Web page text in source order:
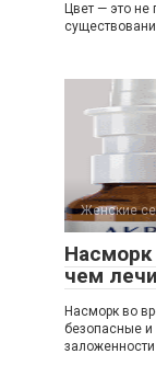
Цвет — это не
Женские
чем
Насморк во
безопасные
заложенности